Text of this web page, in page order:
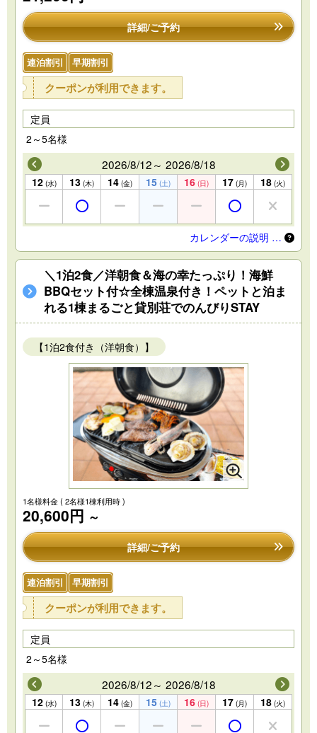
詳細/ご予約
連泊割引 早期割引
クーポンが利用できます。
定員
2～5名様
2026/8/12～ 2026/8/18
12 (水) 13 (木) 14 (金) 15 (土) 16 (日) 17 (月) 18 (火)
カレンダーの説明 …
＼1泊2食／洋朝食＆海の幸たっぷり！海鮮
BBQセット付☆全棟温泉付き！ペットと泊ま
れる1棟まるごと貸別荘でのんびりSTAY
【1泊2食付き（洋朝食）】
1名様料金( 2名様1棟利用時 )
20,600円 ～
詳細/ご予約
連泊割引 早期割引
クーポンが利用できます。
定員
2～5名様
2026/8/12～ 2026/8/18
12 (水) 13 (木) 14 (金) 15 (土) 16 (日) 17 (月) 18 (火)